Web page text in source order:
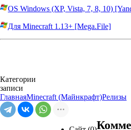
OS Windows (XP, Vista, 7, 8, 10)
Для Minecraft 1.13+ [Mega.File]
Категории
записи
ГлавнаяMinecraft (Майнкрафт)Релизы